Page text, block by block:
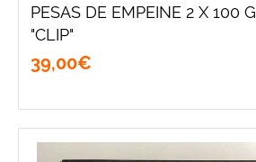
PESAS DE EMPEINE 2 X 100 G SISTEMA
"CLIP"
39,00€